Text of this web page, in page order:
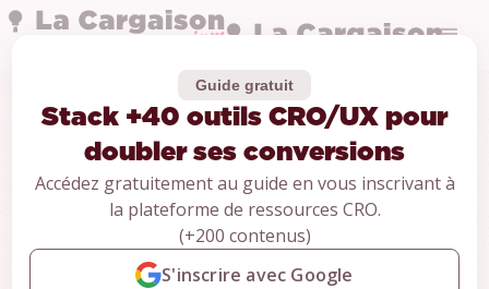
Guide gratuit
Stack +40 outils CRO/UX pour
doubler ses conversions
Accédez gratuitement au guide en vous inscrivant à
la plateforme de ressources CRO.
(+200 contenus)
S'inscrire avec Google
Guides
Stack +40 outils
CRO/UX pour
doubler ses